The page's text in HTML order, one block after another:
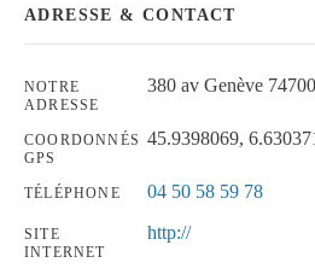
ADRESSE & CONTACT
NOTRE
ADRESSE
380 av Genève
COORDONNÉS
GPS
45.9398069,
TÉLÉPHONE 04 50 58 59 78
SITE
INTERNET
http://